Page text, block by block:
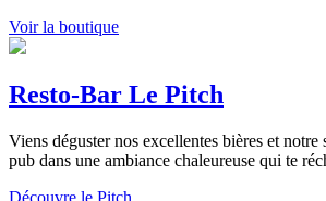
Voir la boutique
Resto-Bar Le Pitch
Viens déguster nos excellentes bières et
pub dans une ambiance chaleureuse qui te
Découvre le Pitch